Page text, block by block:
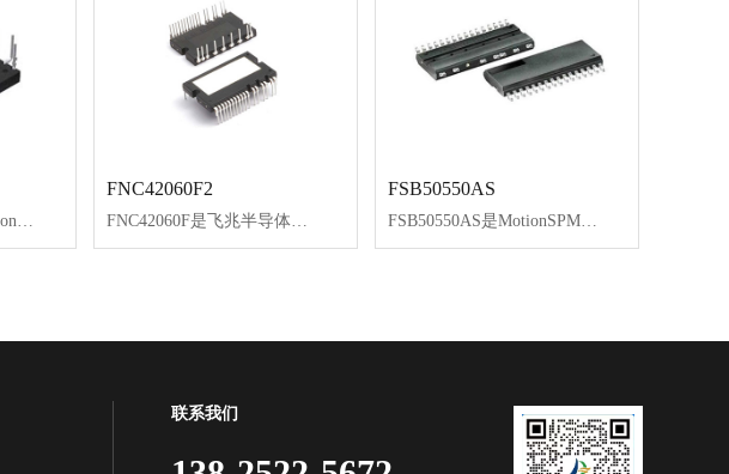
FNC42060F2
FNC42060F是飞兆半导体新开发的MotionSPM®45系列产品，为低功率应用（如空调和工业逆变器）中的交流电机驱动提供非常紧凑且高性能的逆变器解决方案。
FSB50550AS
FSB50550AS是MotionSPM®5系列产品，基于快速恢复MOSFET（FRFET®）技术，用作小功率电机驱动应用（如风扇和泵）的紧凑型逆变器解决方案。
联系我们